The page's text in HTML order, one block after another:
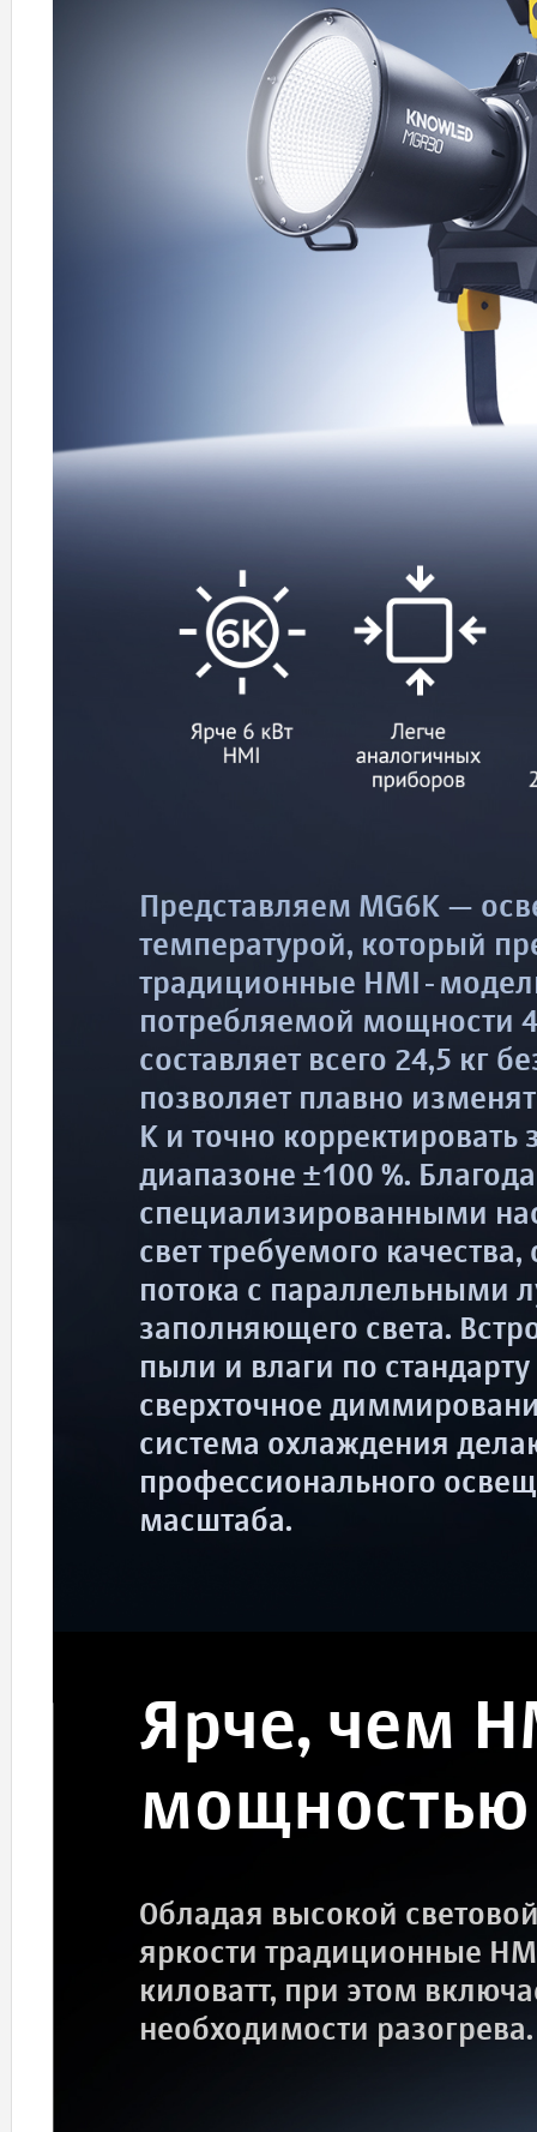
Представляем MG6K —
температурой, который
традиционные HMI-
потребляемой мощности
составляет всего 24,5 кг
позволяет плавно
K и точно
диапазоне ±100 %.
специализированными
свет требуемого
потока с параллельными
заполняющего света.
пыли и влаги по
сверхточное
система охлаждения
профессионального
масштаба.
Ярче, чем
мощностью
Обладая высокой
яркости традиционные
киловатт, при этом
необходимости разогрева.